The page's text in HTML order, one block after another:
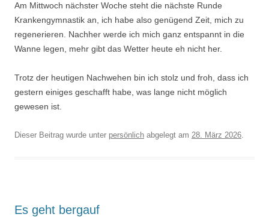
Am Mittwoch nächster Woche steht die nächste Runde
Krankengymnastik an, ich habe also genügend Zeit, mich zu
regenerieren. Nachher werde ich mich ganz entspannt in die
Wanne legen, mehr gibt das Wetter heute eh nicht her.
Trotz der heutigen Nachwehen bin ich stolz und froh, dass ich
gestern einiges geschafft habe, was lange nicht möglich
gewesen ist.
Dieser Beitrag wurde unter persönlich abgelegt am 28. März 2026.
Es geht bergauf